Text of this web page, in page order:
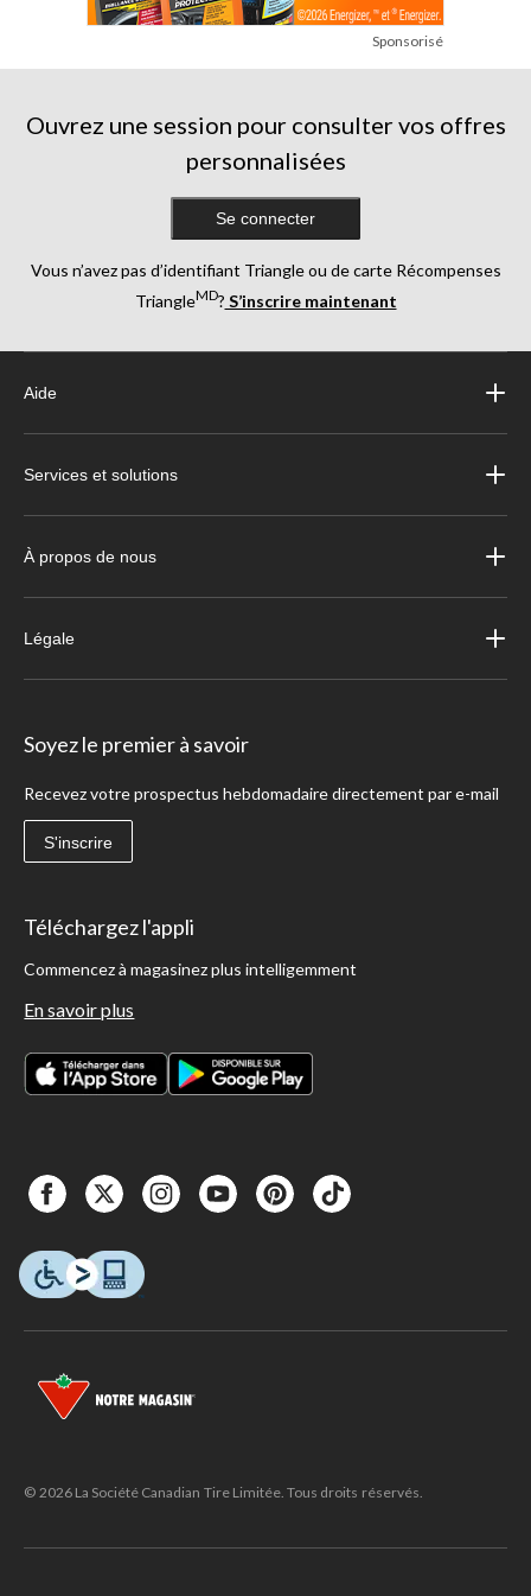
Sponsorisé
Ouvrez une session pour consulter vos offres
personnalisées
Se connecter
Vous n’avez pas d’identifiant Triangle ou de carte Récompenses
TriangleMD? S’inscrire maintenant
Aide
Services et solutions
À propos de nous
Légale
Soyez le premier à savoir
Recevez votre prospectus hebdomadaire directement par e-mail
S'inscrire
Téléchargez l'appli
Commencez à magasinez plus intelligemment
En savoir plus
© 2026 La Société Canadian Tire Limitée. Tous droits réservés.